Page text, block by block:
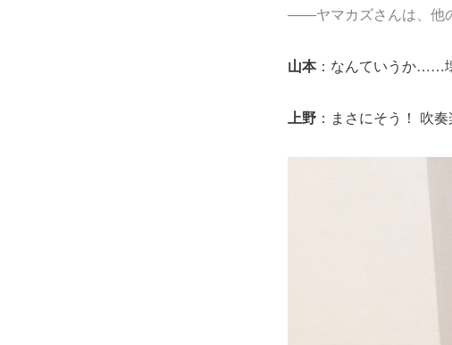
――ヤマカズさんは、他
山本：なんていうか……
上野 ：まさにそう！ 吹